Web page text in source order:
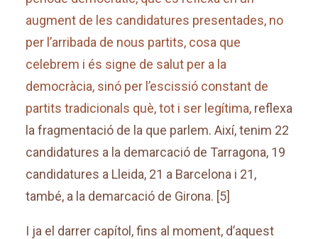
augment de les candidatures presentades, no
per l’arribada de nous partits, cosa que
celebrem i és signe de salut per a la
democràcia, sinó per l’escissió constant de
partits tradicionals què, tot i ser legítima, reflexa
la fragmentació de la que parlem. Així, tenim 22
candidatures a la demarcació de Tarragona, 19
candidatures a Lleida, 21 a Barcelona i 21,
també, a la demarcació de Girona. [5]
I ja el darrer capítol, fins al moment, d’aquest